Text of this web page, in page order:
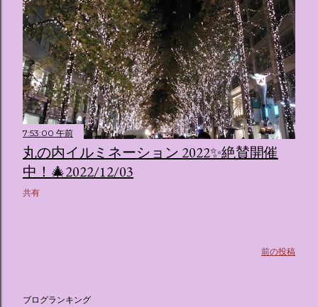
ーチ（ポチャッコの隣に座れるエリア）など、写真映え間違
いなしの空間が広がります。 🛌 2. 個性あふれる「9つの客室
（テーマルーム）」 イベントの目玉となるのが、サンリオの
人気キャラクターたちがそれぞれの“好き”や理想を詰め込ん
でデザインした客室のエリアです。 ハローキティ...
7:53:00 午前
丸の内イルミネーション 2022✨絶賛開催
中！🎄2022/12/03
共有
前の投稿
ブログランキング